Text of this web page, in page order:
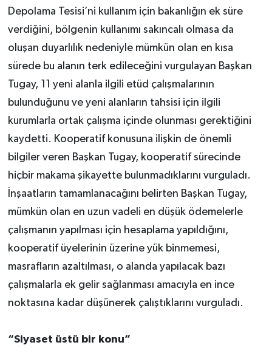
Depolama Tesisi’ni kullanım için bakanlığın ek süre
verdiğini, bölgenin kullanımı sakıncalı olmasa da
oluşan duyarlılık nedeniyle mümkün olan en kısa
sürede bu alanın terk edileceğini vurgulayan Başkan
Tugay, 11 yeni alanla ilgili etüd çalışmalarının
bulunduğunu ve yeni alanların tahsisi için ilgili
kurumlarla ortak çalışma içinde olunması gerektiğini
kaydetti. Kooperatif konusuna ilişkin de önemli
bilgiler veren Başkan Tugay, kooperatif sürecinde
hiçbir makama şikayette bulunmadıklarını vurguladı.
İnşaatların tamamlanacağını belirten Başkan Tugay,
mümkün olan en uzun vadeli en düşük ödemelerle
çalışmanın yapılması için hesaplama yapıldığını,
kooperatif üyelerinin üzerine yük binmemesi,
masrafların azaltılması, o alanda yapılacak bazı
çalışmalarla ek gelir sağlanması amacıyla en ince
noktasına kadar düşünerek çalıştıklarını vurguladı.
“Siyaset üstü bir konu”